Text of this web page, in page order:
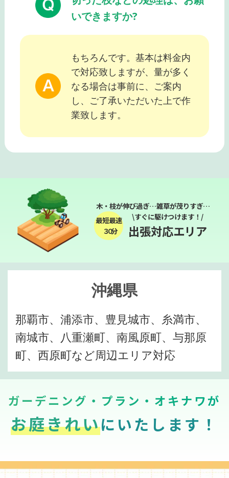
いできますか?
もちろんです。基本は料金内
で対応致しますが、量が多く
なる場合は事前に、ご案内
し、ご了承いただいた上で作
業致します。
木・枝が伸び過ぎ…雑草が茂りすぎ…
最短最速
３０分
\すぐに駆けつけます！/
出張対応エリア
沖縄県
那覇市、浦添市、豊見城市、糸満市、
南城市、八重瀬町、南風原町、与那原
町、西原町など周辺エリア対応
ガーデニング・プラン・オキナワが
お庭きれいにいたします！